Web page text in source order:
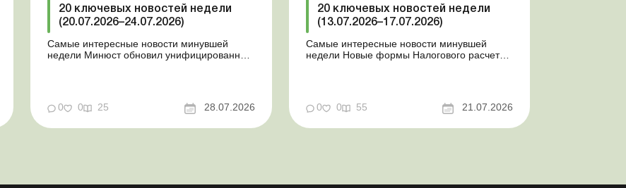
20 ключевых новостей недели
(20.07.2026–24.07.2026)
Самые интересные новости минувшей
недели Минюст обновил унифицированные
«в розыске»: что нужно знать
0 0 25 28.07.2026
20 ключевых новостей недели
(13.07.2026–17.07.2026)
Самые интересные новости минувшей
недели Новые формы Налогового расчета:
Координационный центр по организации
0 0 55 21.07.2026